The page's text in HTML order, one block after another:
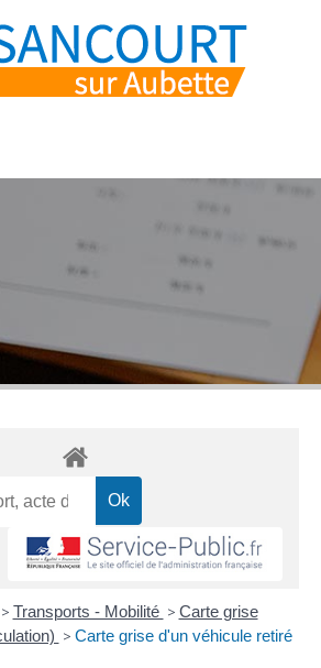
> Transports - Mobilité > Carte grise
> Carte grise d'un véhicule retiré